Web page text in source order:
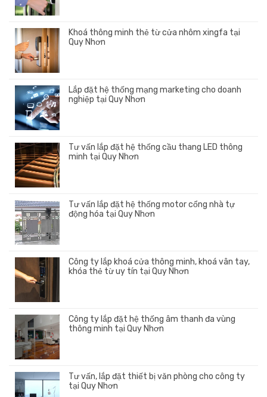
Khoá thông minh thẻ từ cửa nhôm xingfa tại
Quy Nhơn
Lắp đặt hệ thống mạng marketing cho doanh
nghiệp tại Quy Nhơn
Tư vấn lắp đặt hệ thống cầu thang LED thông
minh tại Quy Nhơn
Tư vấn lắp đặt hệ thống motor cổng nhà tự
động hóa tại Quy Nhơn
Công ty lắp khoá cửa thông minh, khoá vân tay,
khóa thẻ từ uy tín tại Quy Nhơn
Công ty lắp đặt hệ thống âm thanh đa vùng
thông minh tại Quy Nhơn
Tư vấn, lắp đặt thiết bị văn phòng cho công ty
tại Quy Nhơn